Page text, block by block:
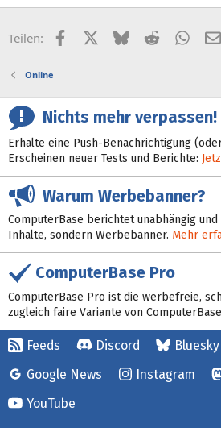
Teilen: FacebookX (Twitter)
BlueskyReddit
Online
Nichts mehr verpassen!
Erhalte eine Push-Benachrichtigung
Erscheinen neuer Tests und Berichte:
Warum Werbebanner?
ComputerBase berichtet unabhängig
Inhalte, sondern Werbebanner. Mehr
ComputerBase Pro
ComputerBase Pro ist die werbefreie,
zugleich faire Variante von
Feeds Discord Bluesky
Google News
Instagram
YouTube